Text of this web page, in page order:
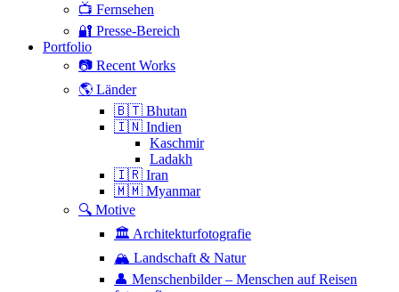
📺 Fernsehen
🔐 Presse-Bereich
Portfolio
📷 Recent Works
🌎 Länder
🇧🇹 Bhutan
🇮🇳 Indien
Kaschmir
Ladakh
🇮🇷 Iran
🇲🇲 Myanmar
🔍 Motive
🏛 Architekturfotografie
🏔 Landschaft & Natur
👤 Menschenbilder – Menschen auf Reisen